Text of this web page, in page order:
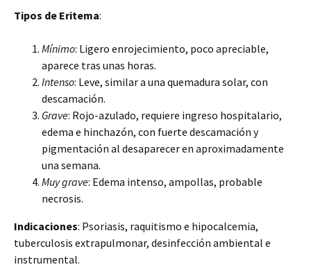
Tipos de Eritema:
Mínimo: Ligero enrojecimiento, poco apreciable,
aparece tras unas horas.
Intenso: Leve, similar a una quemadura solar, con
descamación.
Grave: Rojo-azulado, requiere ingreso hospitalario,
edema e hinchazón, con fuerte descamación y
pigmentación al desaparecer en aproximadamente
una semana.
Muy grave: Edema intenso, ampollas, probable
necrosis.
Indicaciones: Psoriasis, raquitismo e hipocalcemia,
tuberculosis extrapulmonar, desinfección ambiental e
instrumental.